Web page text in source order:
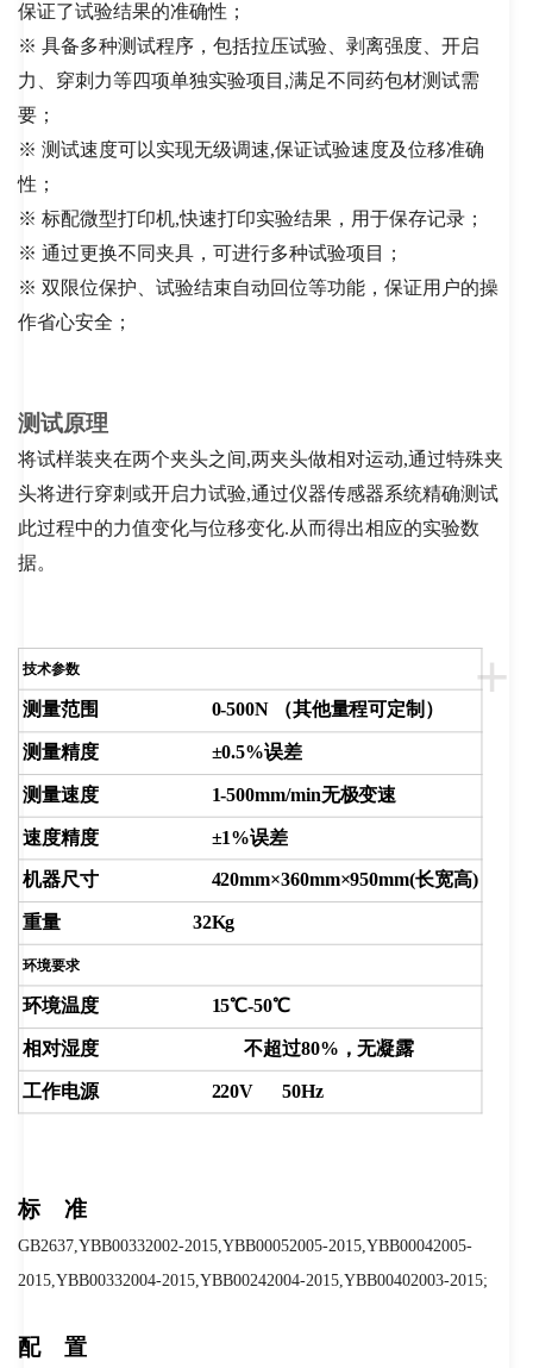
保证了试验结果的准确性；
※ 具备多种测试程序，包括拉压试验、剥离强度、开启
力、穿刺力等四项单独实验项目,满足不同药包材测试需
要；
※ 测试速度可以实现无级调速,保证试验速度及位移准确
性；
※ 标配微型打印机,快速打印实验结果，用于保存记录；
※ 通过更换不同夹具，可进行多种试验项目；
※ 双限位保护、试验结束自动回位等功能，保证用户的操
作省心安全；
测试原理
将试样装夹在两个夹头之间,两夹头做相对运动,通过特殊夹
头将进行穿刺或开启力试验,通过仪器传感器系统精确测试
此过程中的力值变化与位移变化.从而得出相应的实验数
据。
+
技术参数
测量范围 0-500N （其他量程可定制）
测量精度 ±0.5%误差
测量速度 1-500mm/min无极变速
速度精度 ±1%误差
机器尺寸 420mm×360mm×950mm(长宽高)
重量 32Kg
环境要求
环境温度 15℃-50℃
相对湿度 不超过80%，无凝露
工作电源 220V 50Hz
标 准
GB2637,YBB00332002-2015,YBB00052005-2015,YBB00042005-
2015,YBB00332004-2015,YBB00242004-2015,YBB00402003-2015;
配 置